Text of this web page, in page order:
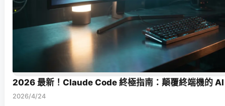
2026 最新！Claude Code 終極指南：顛覆終端機的 AI
2026/4/24